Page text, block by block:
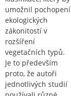
umožnil pochopení
ekologických
zákonitostí v
rozšíření
vegetačních typů.
Je to především
proto, že autoři
jednotlivých studií